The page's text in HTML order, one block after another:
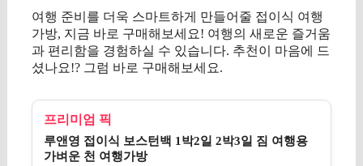
여행 준비를 더욱 스마트하게 만들어줄 접이식 여행
가방, 지금 바로 구매해보세요! 여행의 새로운 즐거움
과 편리함을 경험하실 수 있습니다. 추천이 마음에 드
셨나요!? 그럼 바로 구매해보세요.
프리미엄 픽
루앤영 접이식 보스턴백 1박2일 2박3일 짐 여행용
가벼운 천 여행가방